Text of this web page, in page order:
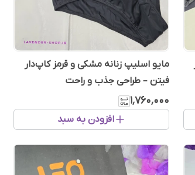
مایو اسلیپ زنانه مشکی و قرمز کاپ‌دار
فیتن – طراحی جذب و راحت
۱٬۷۶۰٬۰۰۰
افزودن به سبد